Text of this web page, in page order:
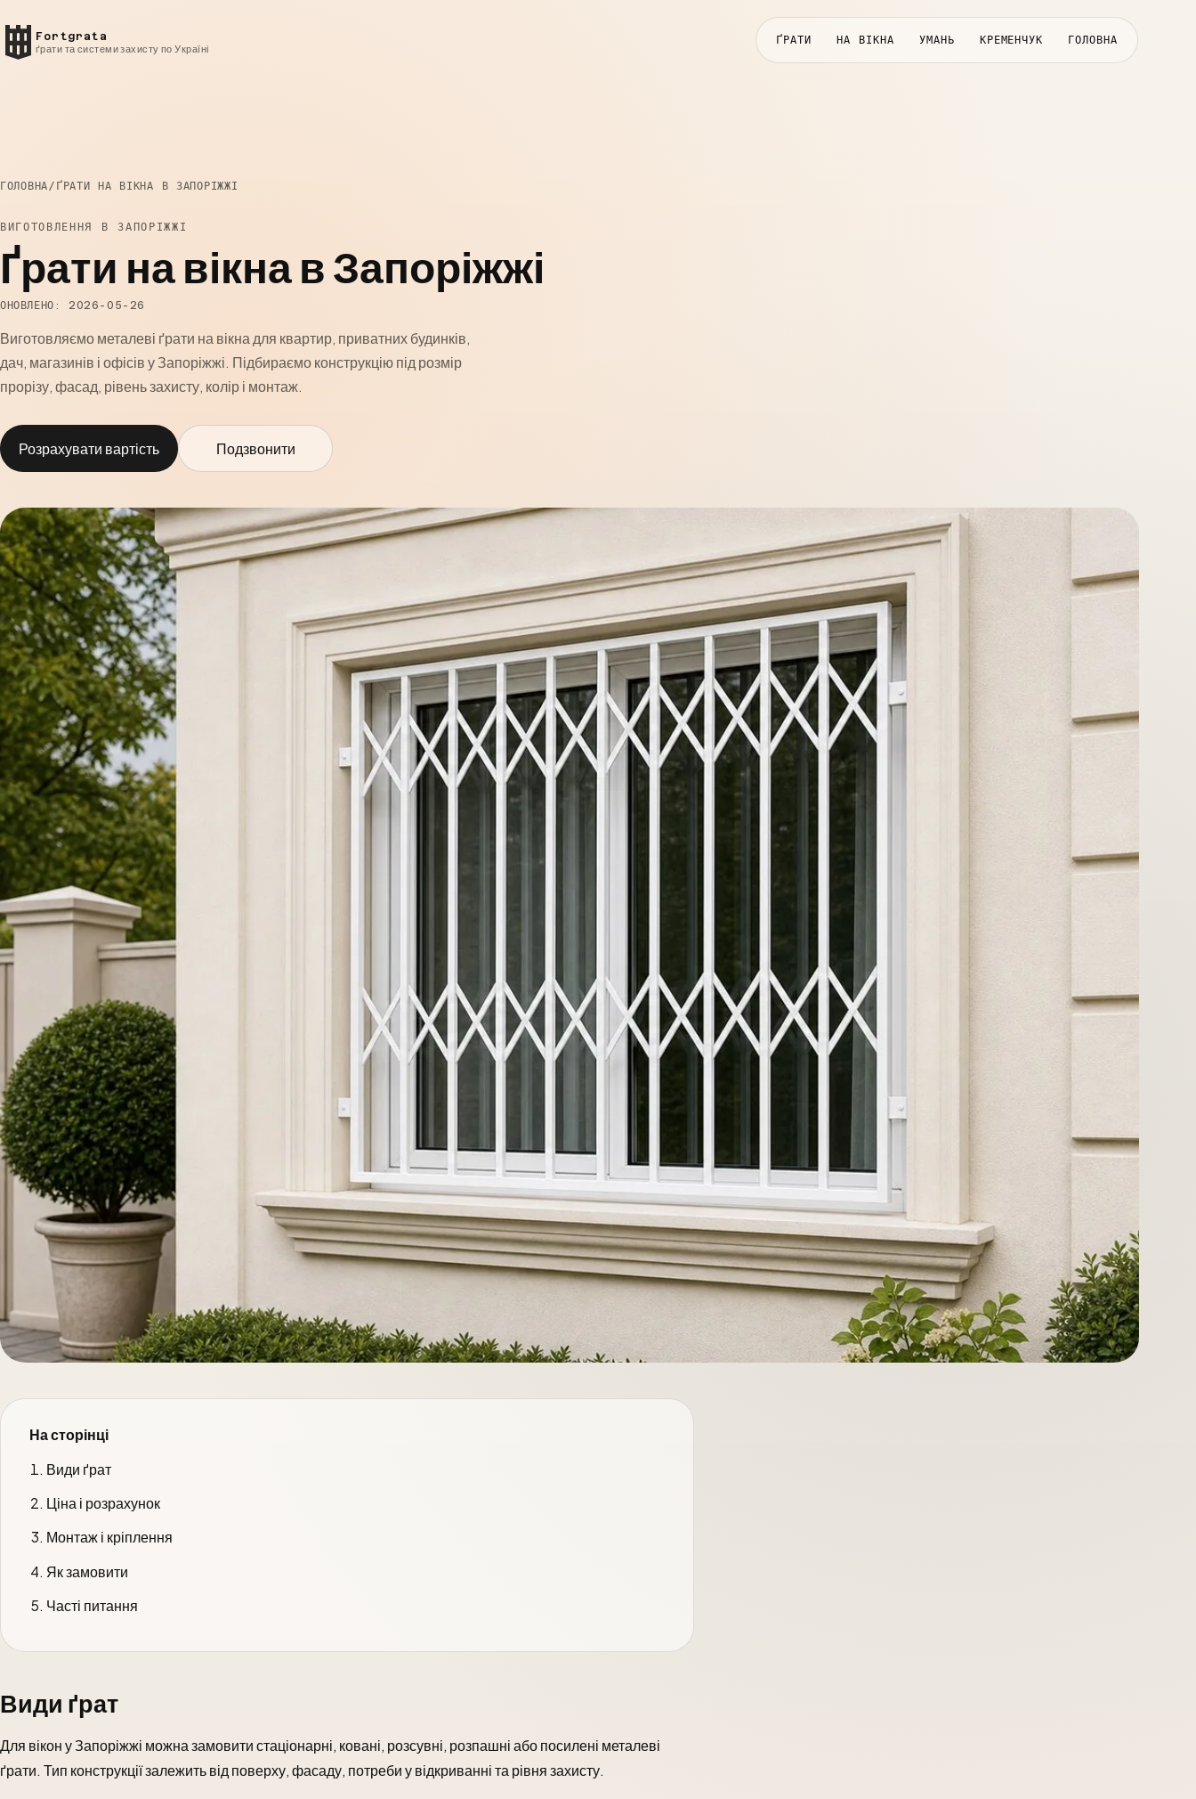
Fortgrata
ґрати та системи захисту по Україні
ҐРАТИ НА ВІКНА УМАНЬ КРЕМЕНЧУК ГОЛОВНА
ГОЛОВНА/ ҐРАТИ НА ВІКНА В ЗАПОРІЖЖІ
ВИГОТОВЛЕННЯ В ЗАПОРІЖЖІ
Ґрати на вікна в Запоріжжі
ОНОВЛЕНО: 2026-05-26
Виготовляємо металеві ґрати на вікна для квартир, приватних будинків,
дач, магазинів і офісів у Запоріжжі. Підбираємо конструкцію під розмір
прорізу, фасад, рівень захисту, колір і монтаж.
Розрахувати вартість Подзвонити
На сторінці
Види ґрат
Ціна і розрахунок
Монтаж і кріплення
Як замовити
Часті питання
Види ґрат
Для вікон у Запоріжжі можна замовити стаціонарні, ковані, розсувні, розпашні або посилені металеві
ґрати. Тип конструкції залежить від поверху, фасаду, потреби у відкриванні та рівня захисту.